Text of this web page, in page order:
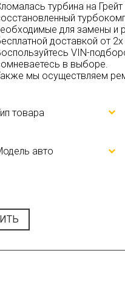
турбина на
для замены и
доставкой от
VIN-
в выборе.
мы осуществляем
товара
авто